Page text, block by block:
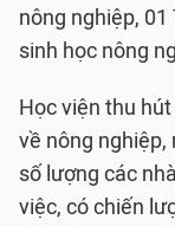
nông nghiệp,
sinh học nông
Học viện thu
về nông
số lượng các
việc, có chiến